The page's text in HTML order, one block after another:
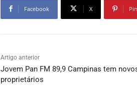
Facebook X
Artigo anterior
Jovem Pan FM 89,9 Campinas tem
proprietários